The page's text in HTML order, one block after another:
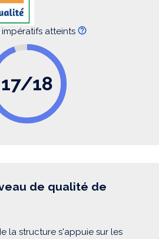
impératifs atteints
17/18
de qualité de
la structure s'appuie sur les